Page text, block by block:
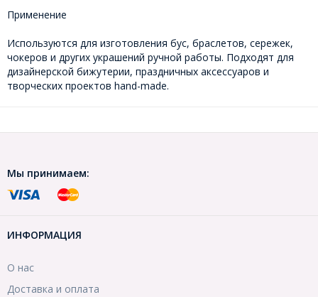
Применение
Используются для изготовления бус, браслетов, сережек,
чокеров и других украшений ручной работы. Подходят для
дизайнерской бижутерии, праздничных аксессуаров и
творческих проектов hand-made.
Мы принимаем:
ИНФОРМАЦИЯ
О нас
Доставка и оплата